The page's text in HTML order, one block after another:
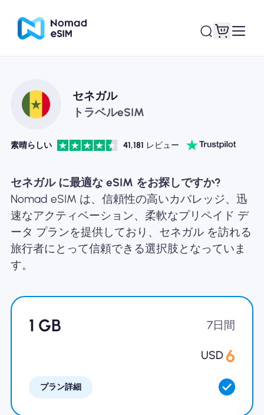
ログイン / サイン
アップ
ショッププラン
eSIMについて
企業
セネガル
トラベルeSIM
素晴らしい 41,181 レビュー
セネガル に最適な eSIM をお探しですか?
Nomad eSIM は、信頼性の高いカバレッジ、迅
速なアクティベーション、柔軟なプリペイド デ
ータ プランを提供しており、セネガル を訪れる
旅行者にとって信頼できる選択肢となっていま
す。
1 GB 7日間
USD 6
プラン詳細